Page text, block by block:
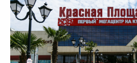
Все права защищены
Политика конфиденциальности